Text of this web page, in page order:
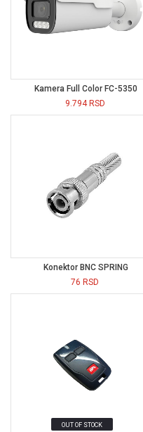
Kamera Full Color FC-5350
9.794 RSD
Konektor BNC SPRING
76 RSD
OUT OF STOCK